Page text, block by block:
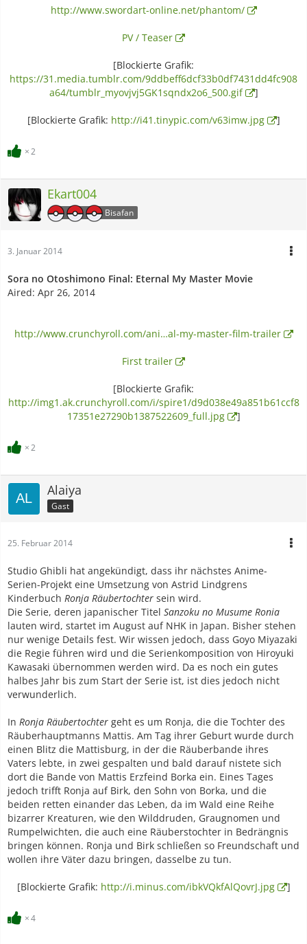
http://www.swordart-online.net/phantom/
PV / Teaser
[Blockierte Grafik:
https://31.media.tumblr.com/9ddbeff6dcf33b0df7431dd4fc908
a64/tumblr_myovjvj5GK1sqndx2o6_500.gif
]
[Blockierte Grafik: http://i41.tinypic.com/v63imw.jpg ]
2
Ekart004
Bisafan
3. Januar 2014
Sora no Otoshimono Final: Eternal My Master Movie
Aired: Apr 26, 2014
http://www.crunchyroll.com/ani…al-my-master-film-trailer
First trailer
[Blockierte Grafik:
http://img1.ak.crunchyroll.com/i/spire1/d9d038e49a851b61ccf8
17351e27290b1387522609_full.jpg
]
2
Alaiya
Gast
25. Februar 2014
Studio Ghibli hat angekündigt, dass ihr nächstes Anime-
Serien-Projekt eine Umsetzung von Astrid Lindgrens
Kinderbuch Ronja Räubertochter sein wird.
Die Serie, deren japanischer Titel Sanzoku no Musume Ronia
lauten wird, startet im August auf NHK in Japan. Bisher stehen
nur wenige Details fest. Wir wissen jedoch, dass Goyo Miyazaki
die Regie führen wird und die Serienkomposition von Hiroyuki
Kawasaki übernommen werden wird. Da es noch ein gutes
halbes Jahr bis zum Start der Serie ist, ist dies jedoch nicht
verwunderlich.
In Ronja Räubertochter geht es um Ronja, die die Tochter des
Räuberhauptmanns Mattis. Am Tag ihrer Geburt wurde durch
einen Blitz die Mattisburg, in der die Räuberbande ihres
Vaters lebte, in zwei gespalten und bald darauf nistete sich
dort die Bande von Mattis Erzfeind Borka ein. Eines Tages
jedoch trifft Ronja auf Birk, den Sohn von Borka, und die
beiden retten einander das Leben, da im Wald eine Reihe
bizarrer Kreaturen, wie den Wilddruden, Graugnomen und
Rumpelwichten, die auch eine Räuberstochter in Bedrängnis
bringen können. Ronja und Birk schließen so Freundschaft und
wollen ihre Väter dazu bringen, dasselbe zu tun.
[Blockierte Grafik: http://i.minus.com/ibkVQkfAlQovrJ.jpg ]
4